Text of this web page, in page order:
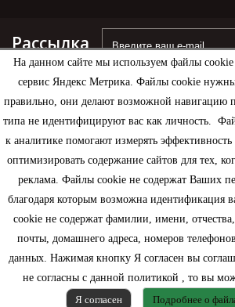
На данном сайте мы используем файлы
сервис Яндекс Метрика. Файлы cookie
правильно, они делают возможной навигацию
типа не идентифицируют вас как личность.
к аналитике помогают измерять
оптимизировать содержание сайтов для тех,
реклама. Файлы cookie не содержат Ваших
благодаря которым возможна идентификация
cookie не содержат фамилии, имени,
почты, домашнего адреса, номеров
данных. Нажимая кнопку Я согласен вы
не согласны с данной политикой , то вы
Я согласен
Подробнее о
Рассылка
Информация
Моя учетная запись
Контактная информация